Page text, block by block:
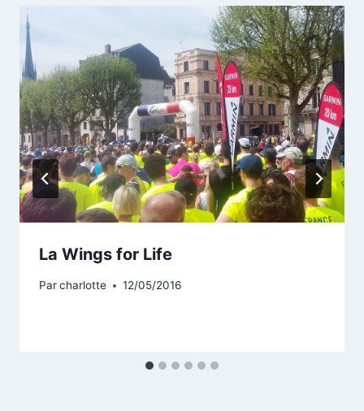
La Wings for Life
Parcharlotte 12/05/2016